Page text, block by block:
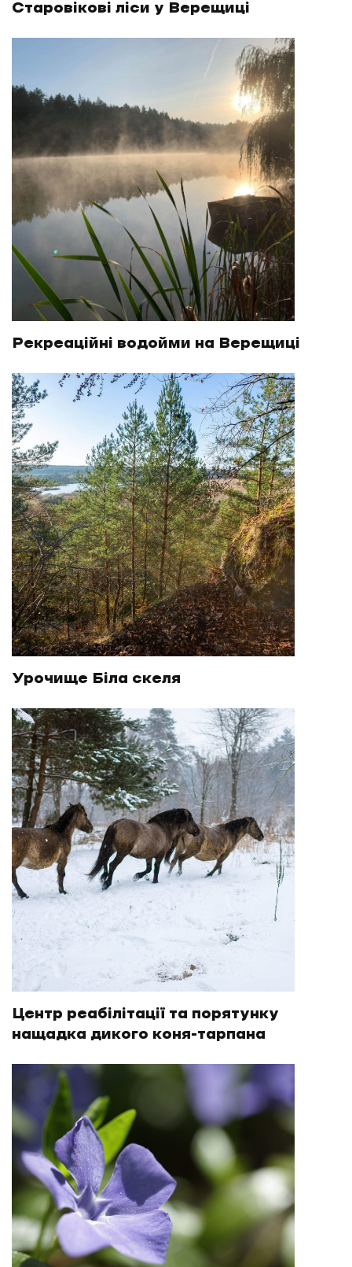
Старовікові ліси у Верещиці
Рекреаційні водойми на Верещиці
Урочище Біла скеля
Центр реабілітації та порятунку
нащадка дикого коня-тарпана